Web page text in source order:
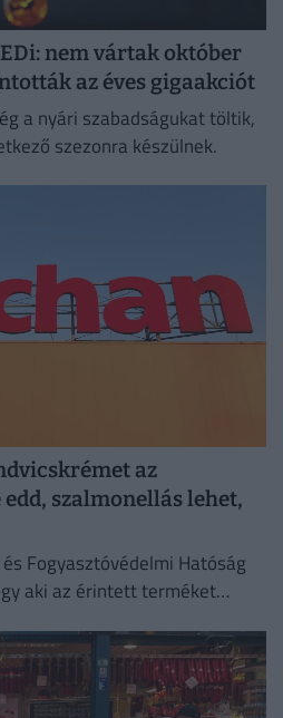
nem vártak október
az éves gigaakciót
a nyári szabadságukat töltik,
szezonra készülnek.
az
szalmonellás lehet,
Fogyasztóvédelmi Hatóság
aki az érintett terméket